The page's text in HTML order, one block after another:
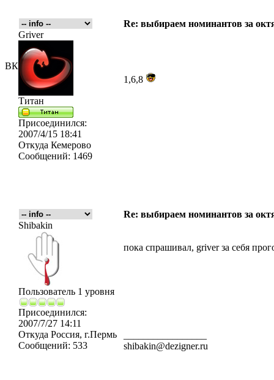
ВК
Re: выбираем номинантов за
Griver
Титан
Присоединился:
2007/4/15 18:41
Откуда Кемерово
Сообщений: 1469
1,6,8
Re: выбираем номинантов за
Shibakin
Пользователь 1 уровня
Присоединился:
2007/7/27 14:11
Откуда Россия, г.Пермь
Сообщений: 533
пока спрашивал, griver за себя
shibakin@dezigner.ru